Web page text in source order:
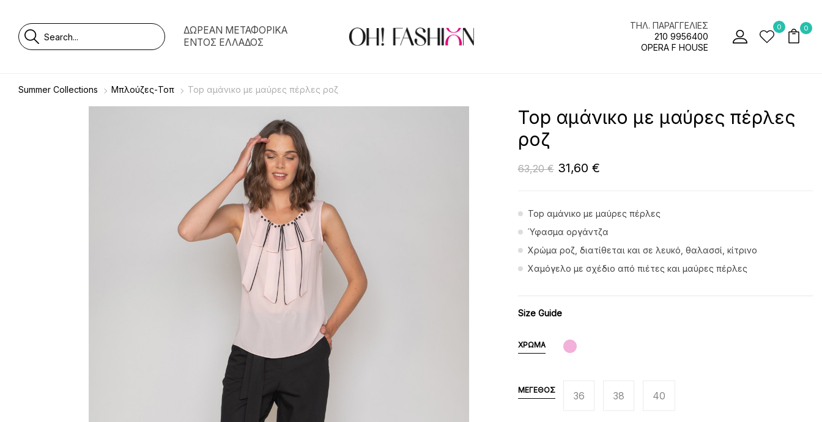
ΔΩΡΕΑΝ ΜΕΤΑΦΟΡΙΚΑ
ΕΝΤΟΣ ΕΛΛΑΔΟΣ
ΤΗΛ. ΠΑΡΑΓΓΕΛΙΕΣ
210 9956400
OPERA F HOUSE
0 0
Summer Collections Μπλούζες-Τοπ Top αμάνικο με μαύρες πέρλες ροζ
Top αμάνικο με μαύρες πέρλες
ροζ
63,20€ 31,60 €
Top αμάνικο με μαύρες πέρλες
Ύφασμα οργάντζα
Χρώμα ροζ, διατίθεται και σε λευκό, θαλασσί, κίτρινο
Χαμόγελο με σχέδιο από πιέτες και μαύρες πέρλες
Size Guide
ΧΡΏΜΑ
ΜΈΓΕΘΟΣ 36 38 40